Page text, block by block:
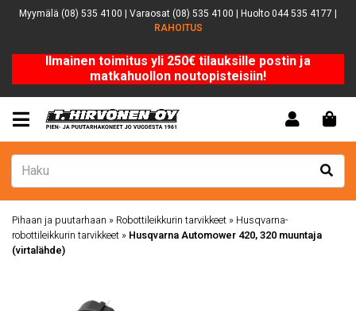
Myymälä (08) 535 4100 | Varaosat (08) 535 4100 | Huolto 044 535 4177 |
RAHOITUS
Ilmainen toimitus yli 250€ tilauksille postin ja
matkahuollon noutopisteisiin!
Pihaan ja puutarhaan » Robottileikkurin tarvikkeet » Husqvarna-
robottileikkurin tarvikkeet » Husqvarna Automower 420, 320 muuntaja
(virtalähde)